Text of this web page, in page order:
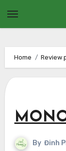
Home Review
By Đinh